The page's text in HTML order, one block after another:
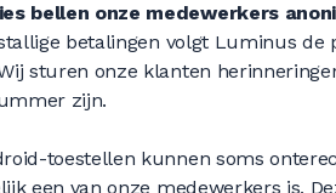
bellen onze medewerkers
betalingen volgt Luminus de
sturen onze klanten
zijn.
toestellen kunnen soms
een van onze medewerkers is.